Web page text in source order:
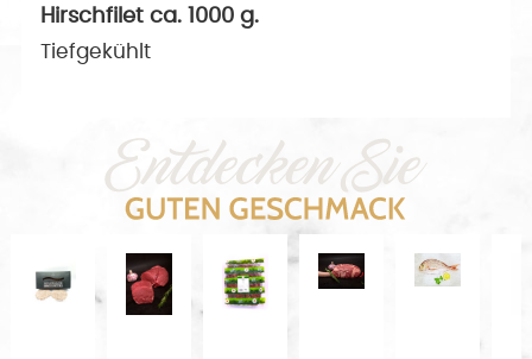
Hirschfilet ca. 1000 g.
Tiefgekühlt